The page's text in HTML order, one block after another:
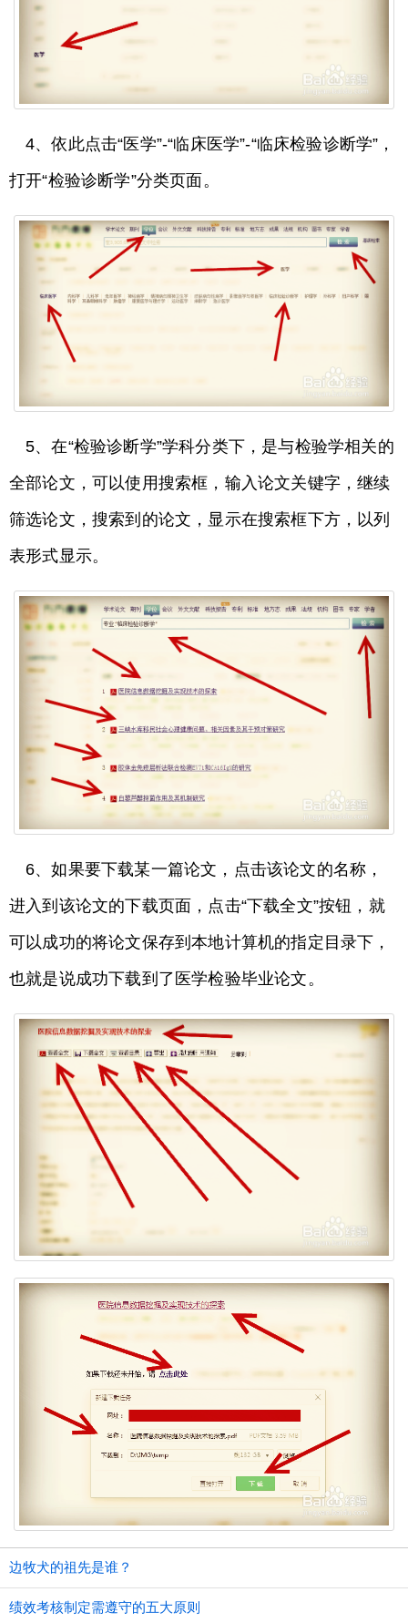
4、依此点击“医学”-“临床医学”-“临床检验诊断学”，
打开“检验诊断学”分类页面。
5、在“检验诊断学”学科分类下，是与检验学相关的
全部论文，可以使用搜索框，输入论文关键字，继续
筛选论文，搜索到的论文，显示在搜索框下方，以列
表形式显示。
6、如果要下载某一篇论文，点击该论文的名称，
进入到该论文的下载页面，点击“下载全文”按钮，就
可以成功的将论文保存到本地计算机的指定目录下，
也就是说成功下载到了医学检验毕业论文。
边牧犬的祖先是谁？
绩效考核制定需遵守的五大原则